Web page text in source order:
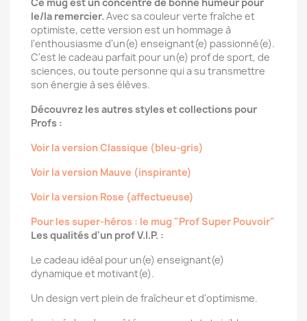
le/la remercier. Avec sa couleur verte fraîche et
optimiste, cette version est un hommage à
l'enthousiasme d'un(e) enseignant(e) passionné(e).
C'est le cadeau parfait pour un(e) prof de sport, de
sciences, ou toute personne qui a su transmettre
son énergie à ses élèves.
Découvrez les autres styles et collections pour
Profs :
Voir la version Classique (bleu-gris)
Voir la version Mauve (inspirante)
Voir la version Rose (affectueuse)
Pour les super-héros : le mug "Prof Super Pouvoir"
Les qualités d'un prof V.I.P. :
Le cadeau idéal pour un(e) enseignant(e)
dynamique et motivant(e).
Un design vert plein de fraîcheur et d'optimisme.